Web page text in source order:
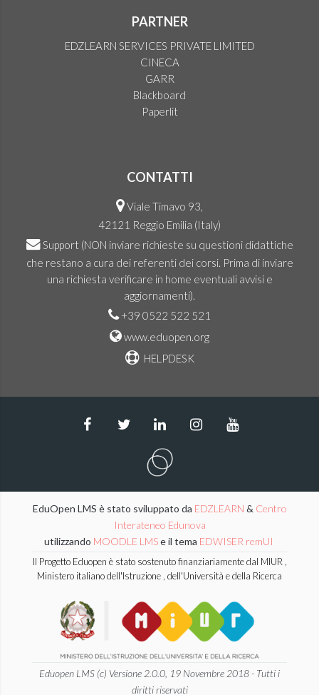
PARTNER
EDZLEARN SERVICES PRIVATE LIMITED
CINECA
GARR
Blackboard
Paperlit
CONTATTI
Viale Timavo 93,
42121 Reggio Emilia (Italy)
Support (NON inviare richieste su questioni didattiche
che restano a cura dei referenti dei corsi. Prima di inviare
una richiesta verificare in home eventuali avvisi e
aggiornamenti).
+39 0522 522 521
www.eduopen.org
HELPDESK
EduOpen LMS è stato sviluppato da EDZLEARN & Centro
Interateneo Edunova
utilizzando MOODLE LMSe il tema EDWISER remUI
Il Progetto Eduopen è stato sostenuto finanziariamente dal MIUR ,
Ministero italiano dell'Istruzione , dell'Università e della Ricerca
Eduopen LMS (c) Versione 2.0.0, 19 Novembre 2018 - Tutti i
diritti riservati